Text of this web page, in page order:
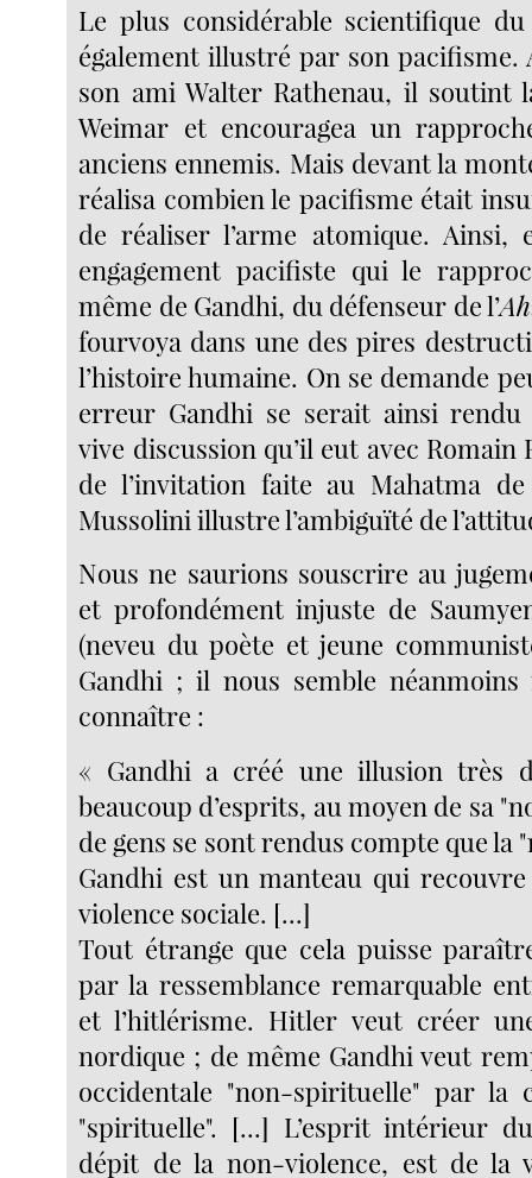
Le plus considérable scientifique du
également illustré par son pacifisme.
son ami Walter Rathenau, il soutint
Weimar et encouragea un
anciens ennemis. Mais devant la
réalisa combien le pacifisme était
de réaliser l’arme atomique. Ainsi,
engagement pacifiste qui le
même de Gandhi, du défenseur de l’
fourvoya dans une des pires
l’histoire humaine. On se demande
erreur Gandhi se serait ainsi rendu
vive discussion qu’il eut avec Romain
de l’invitation faite au Mahatma
Mussolini illustre l’ambiguïté de
Nous ne saurions souscrire au
et profondément injuste de
(neveu du poète et jeune
Gandhi ; il nous semble
connaître :
« Gandhi a créé une illusion très
beaucoup d’esprits, au moyen de sa
de gens se sont rendus compte que la
Gandhi est un manteau qui
violence sociale. [...]
Tout étrange que cela puisse
par la ressemblance remarquable
et l’hitlérisme. Hitler veut créer
nordique ; de même Gandhi veut
occidentale "non-spirituelle" par la
"spirituelle". [...] L’esprit intérieur
dépit de la non-violence, est de la